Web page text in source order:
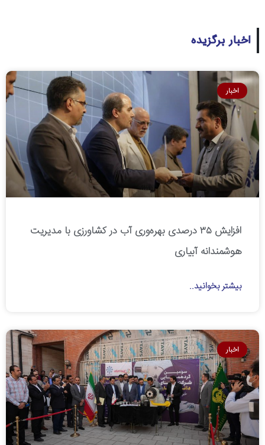
اخبار برگزیده
اخبار
افزایش ۳۵ درصدی بهره‌وری آب در کشاورزی با مدیریت
هوشمندانه آبیاری
بیشتر بخوانید..
اخبار